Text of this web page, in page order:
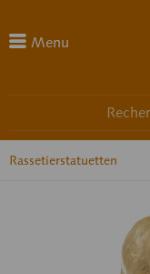
Menu
Rassetierstatuetten